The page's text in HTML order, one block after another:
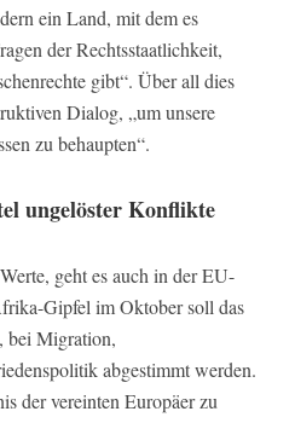
ein Land, mit dem es
der Rechtsstaatlichkeit,
gibt“. Über all dies
Dialog, „um unsere
zu behaupten“.
ungelöster Konflikte
geht es auch in der EU-
Gipfel im Oktober soll das
bei Migration,
abgestimmt werden.
der vereinten Europäer zu